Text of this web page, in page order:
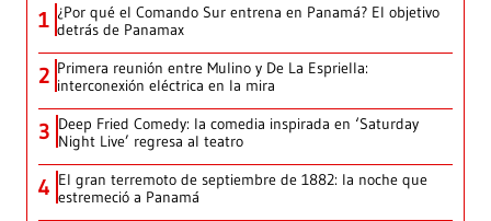
1 ¿Por qué el Comando Sur entrena en Panamá? El objetivo
detrás de Panamax
2 Primera reunión entre Mulino y De La Espriella:
interconexión eléctrica en la mira
3 Deep Fried Comedy: la comedia inspirada en ‘Saturday
Night Live’ regresa al teatro
4 El gran terremoto de septiembre de 1882: la noche que
estremeció a Panamá